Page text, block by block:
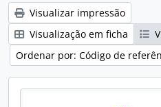
Visualizar impressão
Visualização em ficha
Ordenar por: Código de